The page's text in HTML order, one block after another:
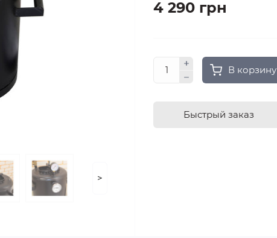
>
4 290 грн
В корзину
Быстрый заказ